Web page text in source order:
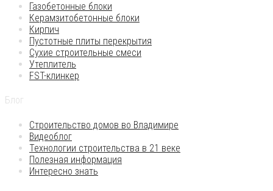
Газобетонные блоки
Керамзитобетонные блоки
Кирпич
Пустотные плиты перекрытия
Сухие строительные смеси
Утеплитель
FST-клинкер
Блог
Строительство домов во Владимире
Видеоблог
Технологии строительства в 21 веке
Полезная информация
Интересно знать